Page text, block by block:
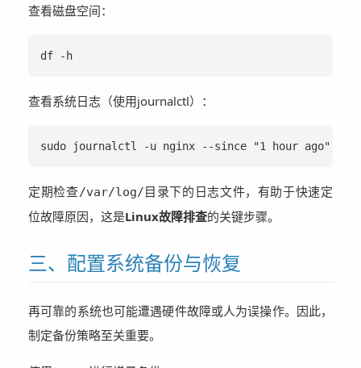
查看磁盘空间：
df -h
查看系统日志（使用journalctl）：
sudo journalctl -u nginx --since "1 hour ago"
定期检查/var/log/目录下的日志文件，有助于快速定
位故障原因，这是Linux故障排查的关键步骤。
三、配置系统备份与恢复
再可靠的系统也可能遭遇硬件故障或人为误操作。因此，
制定备份策略至关重要。